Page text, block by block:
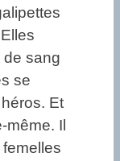
de sang
se
Et
même. Il